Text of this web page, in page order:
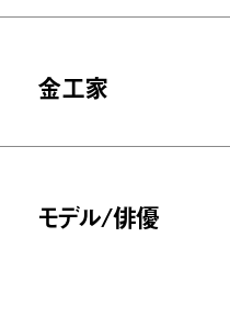
金工家
モデル/俳優